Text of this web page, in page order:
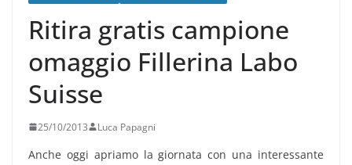
Ritira gratis campione
omaggio Fillerina Labo
Suisse
25/10/2013 Luca Papagni
Anche oggi apriamo la giornata con una interessante